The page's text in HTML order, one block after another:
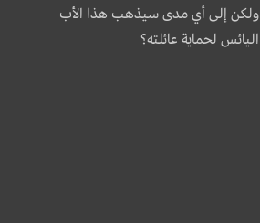
ولكن إلى أي مدى سيذهب هذا الأب
اليائس لحماية عائلته؟